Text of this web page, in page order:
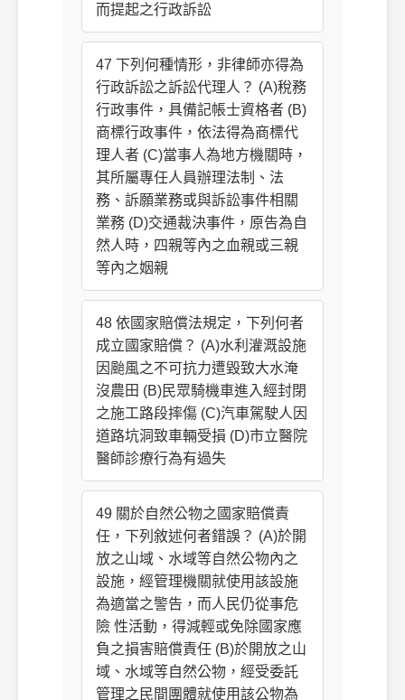
而提起之行政訴訟
47 下列何種情形，非律師亦得為
行政訴訟之訴訟代理人？ (A)稅務
行政事件，具備記帳士資格者 (B)
商標行政事件，依法得為商標代
理人者 (C)當事人為地方機關時，
其所屬專任人員辦理法制、法
務、訴願業務或與訴訟事件相關
業務 (D)交通裁決事件，原告為自
然人時，四親等內之血親或三親
等內之姻親
48 依國家賠償法規定，下列何者
成立國家賠償？ (A)水利灌溉設施
因颱風之不可抗力遭毀致大水淹
沒農田 (B)民眾騎機車進入經封閉
之施工路段摔傷 (C)汽車駕駛人因
道路坑洞致車輛受損 (D)市立醫院
醫師診療行為有過失
49 關於自然公物之國家賠償責
任，下列敘述何者錯誤？ (A)於開
放之山域、水域等自然公物內之
設施，經管理機關就使用該設施
為適當之警告，而人民仍從事危
險 性活動，得減輕或免除國家應
負之損害賠償責任 (B)於開放之山
域、水域等自然公物，經受委託
管理之民間團體就使用該公物為